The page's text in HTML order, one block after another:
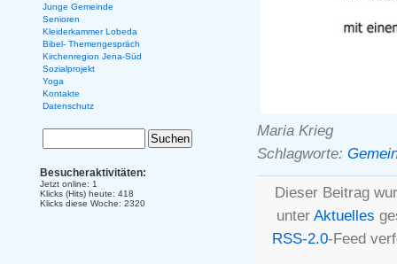
Maria Krieg
Schlagworte:
Dieser Beitrag
unter Aktuelles
RSS-2.0-Feed
Junge Gemeinde
Senioren
Kleiderkammer Lobeda
Bibel- Themengespräch
Kirchenregion Jena-Süd
Sozialprojekt
Yoga
Kontakte
Datenschutz
Besucheraktivitäten:
Jetzt online: 1
Klicks (Hits) heute: 418
Klicks diese Woche: 2320